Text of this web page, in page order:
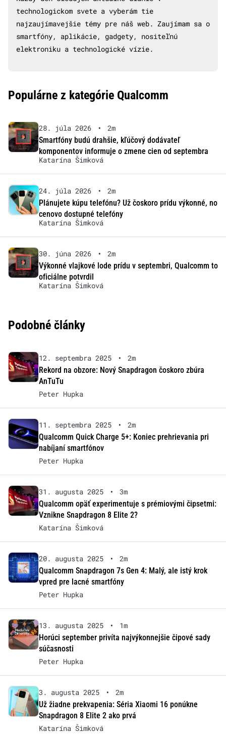
technologickom svete a vyberám tie
najzaujímavejšie témy pre náš web. Zaujímam sa o
smartfóny, aplikácie, gadgety, nositeľnú
elektroniku a technologické vízie.
Populárne z kategórie Qualcomm
28. júla 2026 •
2m
Smartfóny budú drahšie, kľúčový dodávateľ
komponentov informuje o zmene cien od septembra
Katarína Šimková
24. júla 2026 •
2m
Plánujete kúpu telefónu? Už čoskoro prídu výkonné, no
cenovo dostupné telefóny
Katarína Šimková
30. júna 2026 •
2m
Výkonné vlajkové lode prídu v septembri, Qualcomm to
oficiálne potvrdil
Katarína Šimková
Podobné články
12. septembra 2025 •
2m
Rekord na obzore: Nový Snapdragon čoskoro zbúra
AnTuTu
Peter Hupka
11. septembra 2025 •
2m
Qualcomm Quick Charge 5+: Koniec prehrievania pri
nabíjaní smartfónov
Peter Hupka
31. augusta 2025 •
3m
Qualcomm opäť experimentuje s prémiovými čipsetmi:
Vznikne Snapdragon 8 Elite 2?
Katarína Šimková
20. augusta 2025 •
2m
Qualcomm Snapdragon 7s Gen 4: Malý, ale istý krok
vpred pre lacné smartfóny
Peter Hupka
13. augusta 2025 •
1m
Horúci september privíta najvýkonnejšie čipové sady
súčasnosti
Peter Hupka
3. augusta 2025 •
2m
Už žiadne prekvapenia: Séria Xiaomi 16 ponúkne
Snapdragon 8 Elite 2 ako prvá
Katarína Šimková